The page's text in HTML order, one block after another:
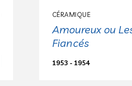
CÉRAMIQUE
Amoureux ou
Fiancés
1953 - 1954